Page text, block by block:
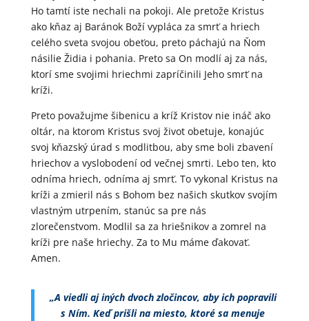
Ho tamtí iste nechali na pokoji. Ale pretože Kristus
ako kňaz aj Baránok Boží vypláca za smrť a hriech
celého sveta svojou obeťou, preto páchajú na Ňom
násilie Židia i pohania. Preto sa On modlí aj za nás,
ktorí sme svojimi hriechmi zapríčinili Jeho smrť na
kríži.
Preto považujme šibenicu a kríž Kristov nie ináč ako
oltár, na ktorom Kristus svoj život obetuje, konajúc
svoj kňazský úrad s modlitbou, aby sme boli zbavení
hriechov a vyslobodení od večnej smrti. Lebo ten, kto
odníma hriech, odníma aj smrť. To vykonal Kristus na
kríži a zmieril nás s Bohom bez našich skutkov svojím
vlastným utrpením, stanúc sa pre nás
zlorečenstvom. Modlil sa za hriešnikov a zomrel na
kríži pre naše hriechy. Za to Mu máme ďakovať.
Amen.
„A viedli aj iných dvoch zločincov, aby ich popravili
s Ním. Keď prišli na miesto, ktoré sa menuje